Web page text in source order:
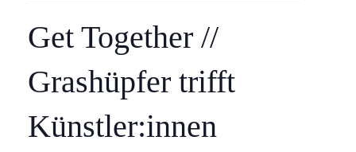
Get Together //
Grashüpfer trifft
Künstler:innen